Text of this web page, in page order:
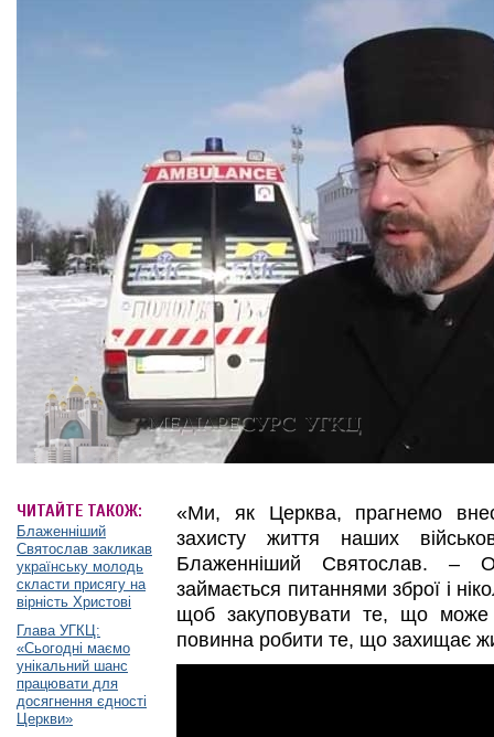
ЧИТАЙТЕ ТАКОЖ:
Блаженніший
Святослав закликав
українську молодь
скласти присягу на
вірність Христові
Глава УГКЦ:
«Сьогодні маємо
унікальний шанс
працювати для
досягнення єдності
Церкви»
«Ми, як Церква, прагнемо
захисту життя наших
Блаженніший Святослав. –
займається питаннями зброї і
щоб закуповувати те, що
повинна робити те, що захищає